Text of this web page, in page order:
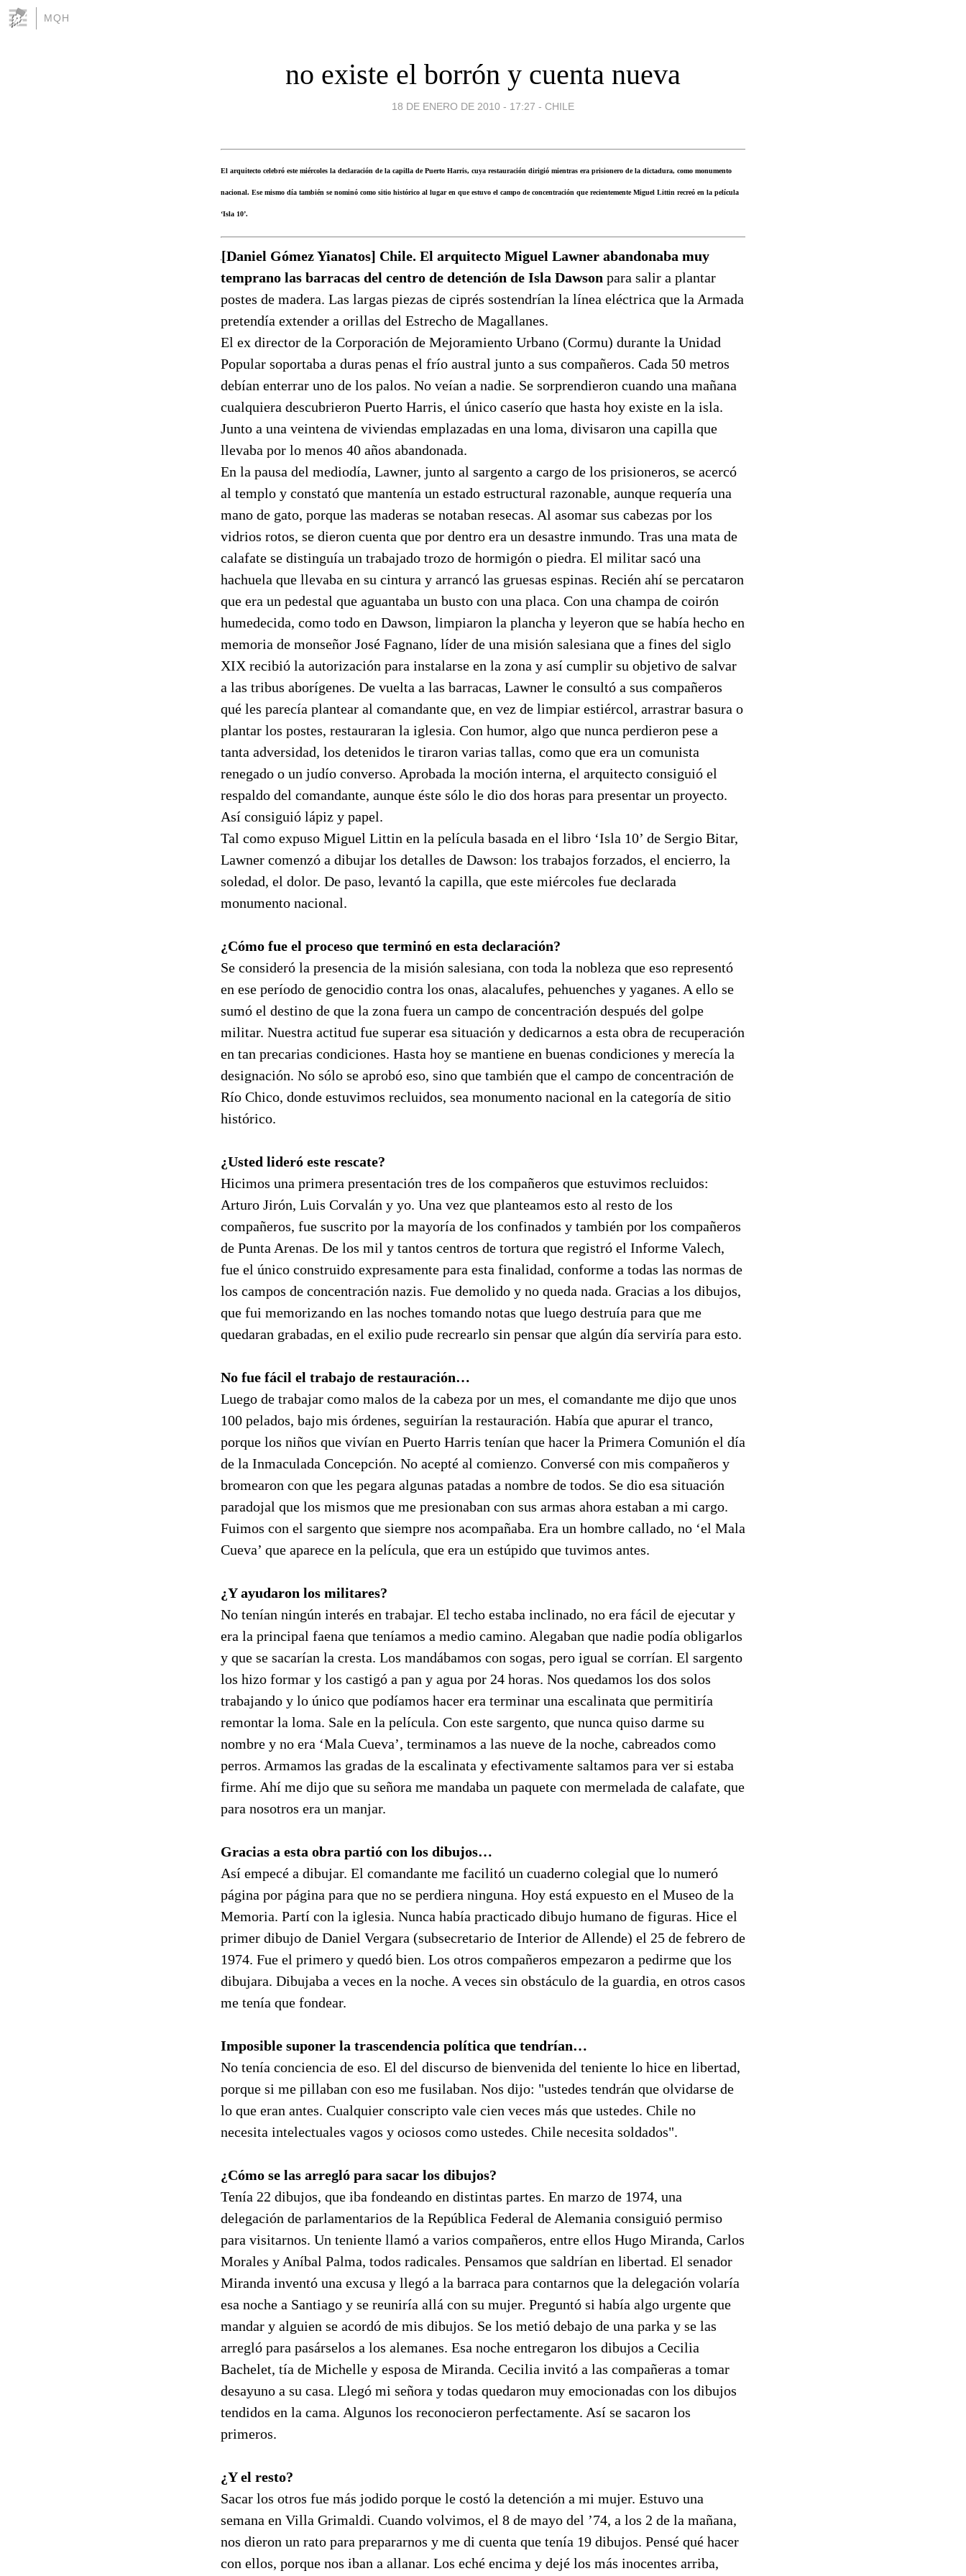
MQH
no existe el borrón y cuenta nueva
18 DE ENERO DE 2010 - 17:27 - CHILE
El arquitecto celebró este miércoles la declaración de la capilla de Puerto Harris, cuya restauración dirigió mientras era prisionero de la dictadura, como monumento
nacional. Ese mismo día también se nominó como sitio histórico al lugar en que estuvo el campo de concentración que recientemente Miguel Littin recreó en la película
‘Isla 10’.
[Daniel Gómez Yianatos] Chile. El arquitecto Miguel Lawner abandonaba muy
temprano las barracas del centro de detención de Isla Dawson para salir a plantar
postes de madera. Las largas piezas de ciprés sostendrían la línea eléctrica que la Armada
pretendía extender a orillas del Estrecho de Magallanes.
El ex director de la Corporación de Mejoramiento Urbano (Cormu) durante la Unidad
Popular soportaba a duras penas el frío austral junto a sus compañeros. Cada 50 metros
debían enterrar uno de los palos. No veían a nadie. Se sorprendieron cuando una mañana
cualquiera descubrieron Puerto Harris, el único caserío que hasta hoy existe en la isla.
Junto a una veintena de viviendas emplazadas en una loma, divisaron una capilla que
llevaba por lo menos 40 años abandonada.
En la pausa del mediodía, Lawner, junto al sargento a cargo de los prisioneros, se acercó
al templo y constató que mantenía un estado estructural razonable, aunque requería una
mano de gato, porque las maderas se notaban resecas. Al asomar sus cabezas por los
vidrios rotos, se dieron cuenta que por dentro era un desastre inmundo. Tras una mata de
calafate se distinguía un trabajado trozo de hormigón o piedra. El militar sacó una
hachuela que llevaba en su cintura y arrancó las gruesas espinas. Recién ahí se percataron
que era un pedestal que aguantaba un busto con una placa. Con una champa de coirón
humedecida, como todo en Dawson, limpiaron la plancha y leyeron que se había hecho en
memoria de monseñor José Fagnano, líder de una misión salesiana que a fines del siglo
XIX recibió la autorización para instalarse en la zona y así cumplir su objetivo de salvar
a las tribus aborígenes. De vuelta a las barracas, Lawner le consultó a sus compañeros
qué les parecía plantear al comandante que, en vez de limpiar estiércol, arrastrar basura o
plantar los postes, restauraran la iglesia. Con humor, algo que nunca perdieron pese a
tanta adversidad, los detenidos le tiraron varias tallas, como que era un comunista
renegado o un judío converso. Aprobada la moción interna, el arquitecto consiguió el
respaldo del comandante, aunque éste sólo le dio dos horas para presentar un proyecto.
Así consiguió lápiz y papel.
Tal como expuso Miguel Littin en la película basada en el libro ‘Isla 10’ de Sergio Bitar,
Lawner comenzó a dibujar los detalles de Dawson: los trabajos forzados, el encierro, la
soledad, el dolor. De paso, levantó la capilla, que este miércoles fue declarada
monumento nacional.
¿Cómo fue el proceso que terminó en esta declaración?
Se consideró la presencia de la misión salesiana, con toda la nobleza que eso representó
en ese período de genocidio contra los onas, alacalufes, pehuenches y yaganes. A ello se
sumó el destino de que la zona fuera un campo de concentración después del golpe
militar. Nuestra actitud fue superar esa situación y dedicarnos a esta obra de recuperación
en tan precarias condiciones. Hasta hoy se mantiene en buenas condiciones y merecía la
designación. No sólo se aprobó eso, sino que también que el campo de concentración de
Río Chico, donde estuvimos recluidos, sea monumento nacional en la categoría de sitio
histórico.
¿Usted lideró este rescate?
Hicimos una primera presentación tres de los compañeros que estuvimos recluidos:
Arturo Jirón, Luis Corvalán y yo. Una vez que planteamos esto al resto de los
compañeros, fue suscrito por la mayoría de los confinados y también por los compañeros
de Punta Arenas. De los mil y tantos centros de tortura que registró el Informe Valech,
fue el único construido expresamente para esta finalidad, conforme a todas las normas de
los campos de concentración nazis. Fue demolido y no queda nada. Gracias a los dibujos,
que fui memorizando en las noches tomando notas que luego destruía para que me
quedaran grabadas, en el exilio pude recrearlo sin pensar que algún día serviría para esto.
No fue fácil el trabajo de restauración…
Luego de trabajar como malos de la cabeza por un mes, el comandante me dijo que unos
100 pelados, bajo mis órdenes, seguirían la restauración. Había que apurar el tranco,
porque los niños que vivían en Puerto Harris tenían que hacer la Primera Comunión el día
de la Inmaculada Concepción. No acepté al comienzo. Conversé con mis compañeros y
bromearon con que les pegara algunas patadas a nombre de todos. Se dio esa situación
paradojal que los mismos que me presionaban con sus armas ahora estaban a mi cargo.
Fuimos con el sargento que siempre nos acompañaba. Era un hombre callado, no ‘el Mala
Cueva’ que aparece en la película, que era un estúpido que tuvimos antes.
¿Y ayudaron los militares?
No tenían ningún interés en trabajar. El techo estaba inclinado, no era fácil de ejecutar y
era la principal faena que teníamos a medio camino. Alegaban que nadie podía obligarlos
y que se sacarían la cresta. Los mandábamos con sogas, pero igual se corrían. El sargento
los hizo formar y los castigó a pan y agua por 24 horas. Nos quedamos los dos solos
trabajando y lo único que podíamos hacer era terminar una escalinata que permitiría
remontar la loma. Sale en la película. Con este sargento, que nunca quiso darme su
nombre y no era ‘Mala Cueva’, terminamos a las nueve de la noche, cabreados como
perros. Armamos las gradas de la escalinata y efectivamente saltamos para ver si estaba
firme. Ahí me dijo que su señora me mandaba un paquete con mermelada de calafate, que
para nosotros era un manjar.
Gracias a esta obra partió con los dibujos…
Así empecé a dibujar. El comandante me facilitó un cuaderno colegial que lo numeró
página por página para que no se perdiera ninguna. Hoy está expuesto en el Museo de la
Memoria. Partí con la iglesia. Nunca había practicado dibujo humano de figuras. Hice el
primer dibujo de Daniel Vergara (subsecretario de Interior de Allende) el 25 de febrero de
1974. Fue el primero y quedó bien. Los otros compañeros empezaron a pedirme que los
dibujara. Dibujaba a veces en la noche. A veces sin obstáculo de la guardia, en otros casos
me tenía que fondear.
Imposible suponer la trascendencia política que tendrían…
No tenía conciencia de eso. El del discurso de bienvenida del teniente lo hice en libertad,
porque si me pillaban con eso me fusilaban. Nos dijo: "ustedes tendrán que olvidarse de
lo que eran antes. Cualquier conscripto vale cien veces más que ustedes. Chile no
necesita intelectuales vagos y ociosos como ustedes. Chile necesita soldados".
¿Cómo se las arregló para sacar los dibujos?
Tenía 22 dibujos, que iba fondeando en distintas partes. En marzo de 1974, una
delegación de parlamentarios de la República Federal de Alemania consiguió permiso
para visitarnos. Un teniente llamó a varios compañeros, entre ellos Hugo Miranda, Carlos
Morales y Aníbal Palma, todos radicales. Pensamos que saldrían en libertad. El senador
Miranda inventó una excusa y llegó a la barraca para contarnos que la delegación volaría
esa noche a Santiago y se reuniría allá con su mujer. Preguntó si había algo urgente que
mandar y alguien se acordó de mis dibujos. Se los metió debajo de una parka y se las
arregló para pasárselos a los alemanes. Esa noche entregaron los dibujos a Cecilia
Bachelet, tía de Michelle y esposa de Miranda. Cecilia invitó a las compañeras a tomar
desayuno a su casa. Llegó mi señora y todas quedaron muy emocionadas con los dibujos
tendidos en la cama. Algunos los reconocieron perfectamente. Así se sacaron los
primeros.
¿Y el resto?
Sacar los otros fue más jodido porque le costó la detención a mi mujer. Estuvo una
semana en Villa Grimaldi. Cuando volvimos, el 8 de mayo del ’74, a los 2 de la mañana,
nos dieron un rato para prepararnos y me di cuenta que tenía 19 dibujos. Pensé qué hacer
con ellos, porque nos iban a allanar. Los eché encima y dejé los más inocentes arriba,